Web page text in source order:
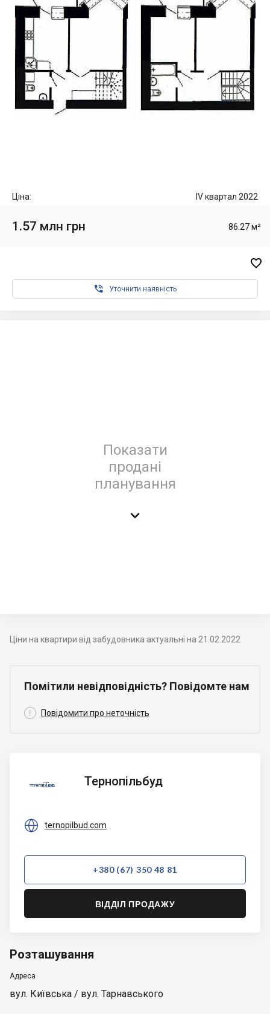
Ціна: IV квартал 2022
1.57 млн грн 86.27 м²

 Уточнити наявність
Показати
продані
планування

Ціни на квартири від забудовника актуальні на 21.02.2022
Помітили невідповідність? Повідомте нам
 Повідомити про неточність
Тернопільбуд
 ternopilbud.com
+380 (67) 350 48 81
ВІДДІЛ ПРОДАЖУ
Розташування
Адреса
вул. Київська / вул. Тарнавського